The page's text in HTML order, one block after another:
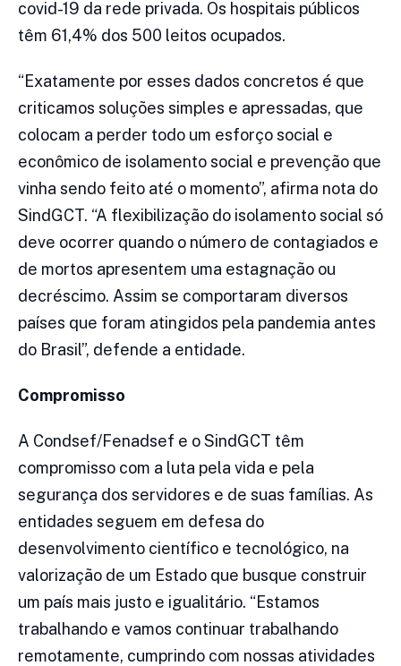
covid-19 da rede privada. Os hospitais públicos
têm 61,4% dos 500 leitos ocupados.
“Exatamente por esses dados concretos é que
criticamos soluções simples e apressadas, que
colocam a perder todo um esforço social e
econômico de isolamento social e prevenção que
vinha sendo feito até o momento”, afirma nota do
SindGCT. “A flexibilização do isolamento social só
deve ocorrer quando o número de contagiados e
de mortos apresentem uma estagnação ou
decréscimo. Assim se comportaram diversos
países que foram atingidos pela pandemia antes
do Brasil”, defende a entidade.
Compromisso
A Condsef/Fenadsef e o SindGCT têm
compromisso com a luta pela vida e pela
segurança dos servidores e de suas famílias. As
entidades seguem em defesa do
desenvolvimento científico e tecnológico, na
valorização de um Estado que busque construir
um país mais justo e igualitário. “Estamos
trabalhando e vamos continuar trabalhando
remotamente, cumprindo com nossas atividades